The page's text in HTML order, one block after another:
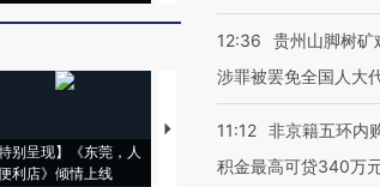
特别呈现】《东莞，人
利店》倾情上线
【推广】走进第四届链博
有
12:36
贵州山脚树矿
涉罪被罢免全国人大
11:12 非京籍五环内
积金最高可贷340万